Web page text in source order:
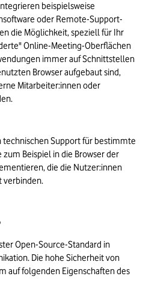
beispielsweise
oder Remote-Support-
die Möglichkeit, speziell für Ihr
Online-Meeting-Oberflächen
immer auf Schnittstellen
Browser aufgebaut sind,
Mitarbeiter:innen oder
Support für bestimmte
Beispiel in die Browser der
die die Nutzer:innen
verbinden.
Open-Source-Standard in
Die hohe Sicherheit von
auf folgenden Eigenschaften des